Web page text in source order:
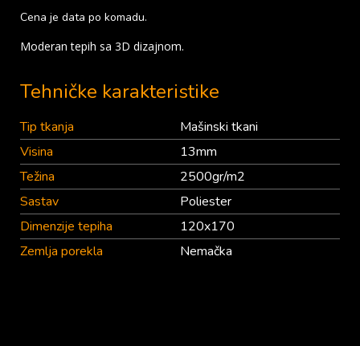
Cena je data po komadu.
Moderan tepih sa 3D dizajnom.
Tehničke karakteristike
Tip tkanja
Mašinski tkani
Visina
13mm
Težina
2500gr/m2
Sastav
Poliester
Dimenzije tepiha
120x170
Zemlja porekla
Nemačka